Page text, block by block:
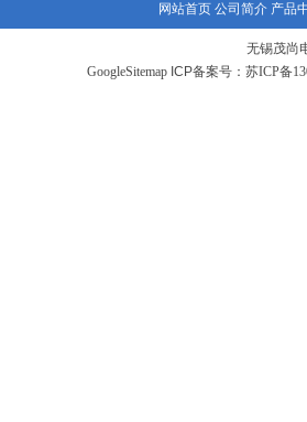
网站首页 公司简介 产品
无锡茂尚
GoogleSitemapICP备案号： 苏ICP备